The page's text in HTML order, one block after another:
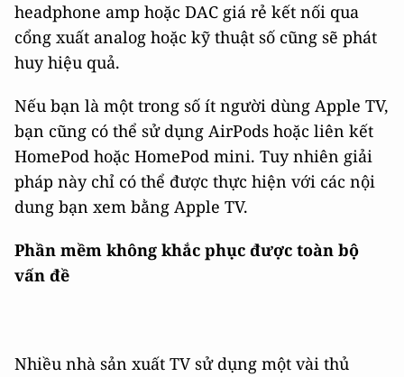
headphone amp hoặc DAC giá rẻ kết nối qua
cổng xuất analog hoặc kỹ thuật số cũng sẽ phát
huy hiệu quả.
Nếu bạn là một trong số ít người dùng Apple TV,
bạn cũng có thể sử dụng AirPods hoặc liên kết
HomePod hoặc HomePod mini. Tuy nhiên giải
pháp này chỉ có thể được thực hiện với các nội
dung bạn xem bằng Apple TV.
Phần mềm không khắc phục được toàn bộ
vấn đề
Nhiều nhà sản xuất TV sử dụng một vài thủ